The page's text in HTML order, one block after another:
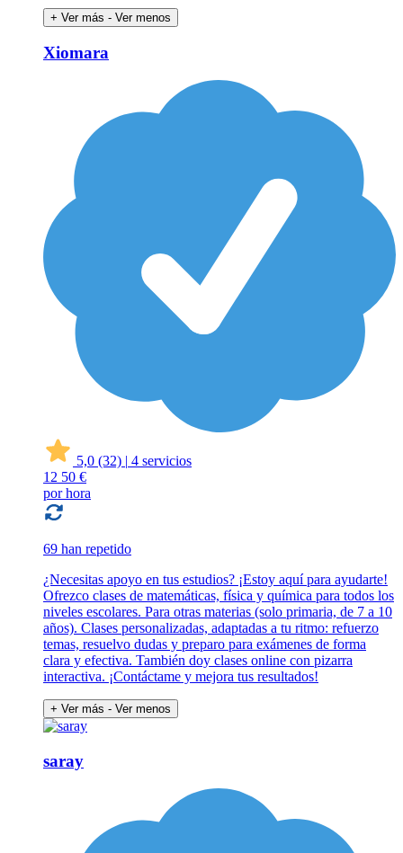
+ Ver más - Ver menos
Xiomara
5,0 (32) | 4 servicios
12 50 €
por hora
69 han repetido
¿Necesitas apoyo en tus estudios? ¡Estoy aquí para ayudarte!
Ofrezco clases de matemáticas, física y química para todos los
niveles escolares. Para otras materias (solo primaria, de 7 a 10
años). Clases personalizadas, adaptadas a tu ritmo: refuerzo
temas, resuelvo dudas y preparo para exámenes de forma
clara y efectiva. También doy clases online con pizarra
interactiva. ¡Contáctame y mejora tus resultados!
+ Ver más - Ver menos
saray